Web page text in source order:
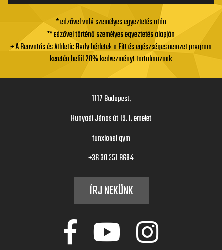
* edzővel való személyes egyeztetés után
** edzővel történő személyes egyeztetés alapján
+ A Beavatás és Athletic Body bérletek a Fitt és egészséges nemzet program
keretén belül 20% kedvezményt tartalmaznak
1117 Budapest,
Hunyadi János út 19. I. emelet
funxional gym
+36 30 351 8694
ÍRJ NEKÜNK